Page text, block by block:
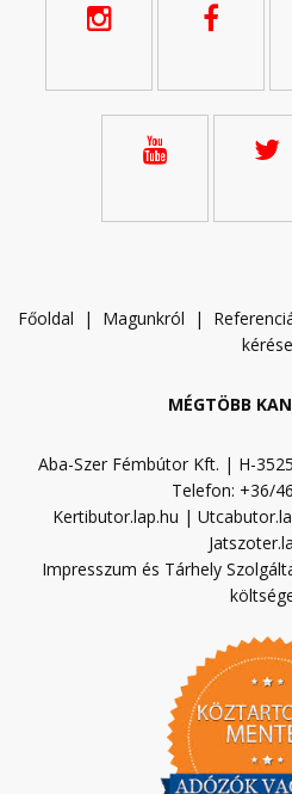
Főoldal | Magunkról |
kérése
MÉGTÖBB
Aba-Szer Fémbútor Kft. | H-
Telefon: +36/
Kertibutor.lap.hu |
Impresszum és Tárhely